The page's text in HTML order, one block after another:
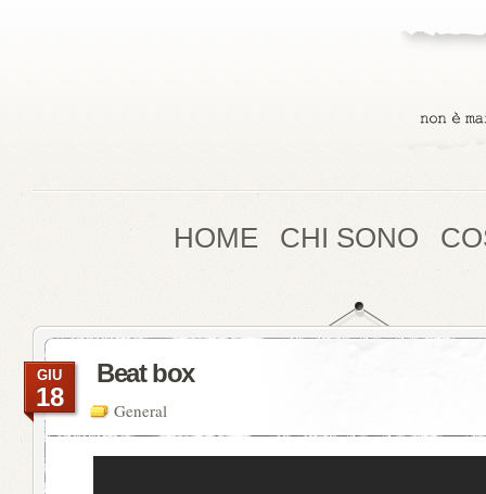
HOME CHI SONO
Beat box
General
GIU
18